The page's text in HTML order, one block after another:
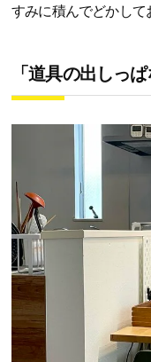
すみに積んでどかして
「道具の出しっ